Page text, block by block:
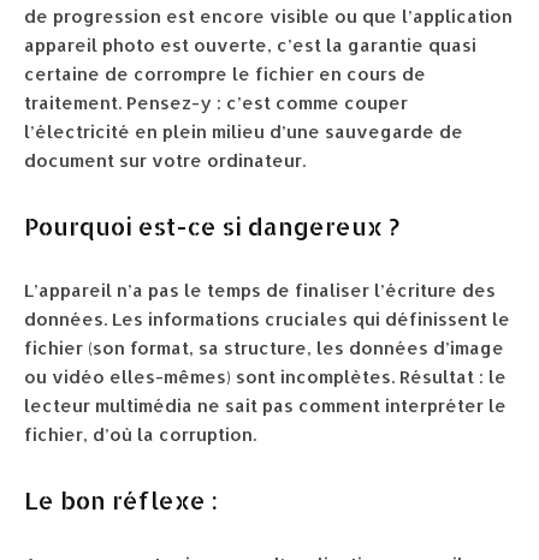
de progression est encore visible ou que l’application
appareil photo est ouverte, c’est la garantie quasi
certaine de corrompre le fichier en cours de
traitement. Pensez-y : c’est comme couper
l’électricité en plein milieu d’une sauvegarde de
document sur votre ordinateur.
Pourquoi est-ce si dangereux ?
L’appareil n’a pas le temps de finaliser l’écriture des
données. Les informations cruciales qui définissent le
fichier (son format, sa structure, les données d’image
ou vidéo elles-mêmes) sont incomplètes. Résultat : le
lecteur multimédia ne sait pas comment interpréter le
fichier, d’où la corruption.
Le bon réflexe :